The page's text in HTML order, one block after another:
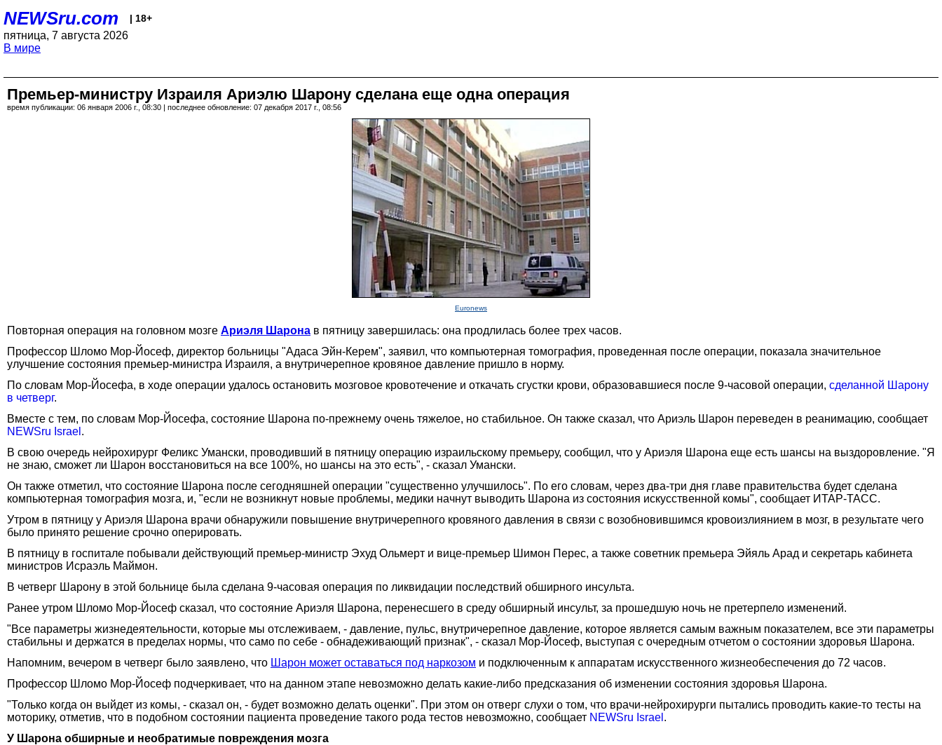
NEWSru.com | 18+
пятница, 7 августа 2026
В мире
Премьер-министру Израиля Ариэлю Шарону сделана еще одна операция
время публикации: 06 января 2006 г., 08:30 | последнее обновление: 07 декабря 2017 г., 08:56
Euronews
Повторная операция на головном мозге Ариэля Шарона в пятницу завершилась: она продлилась более трех часов.
Профессор Шломо Мор-Йосеф, директор больницы "Адаса Эйн-Керем", заявил, что компьютерная томография, проведенная после операции, показала значительное
улучшение состояния премьер-министра Израиля, а внутричерепное кровяное давление пришло в норму.
По словам Мор-Йосефа, в ходе операции удалось остановить мозговое кровотечение и откачать сгустки крови, образовавшиеся после 9-часовой операции, сделанной Шарону
в четверг.
Вместе с тем, по словам Мор-Йосефа, состояние Шарона по-прежнему очень тяжелое, но стабильное. Он также сказал, что Ариэль Шарон переведен в реанимацию, сообщает
NEWSru Israel .
В свою очередь нейрохирург Феликс Умански, проводивший в пятницу операцию израильскому премьеру, сообщил, что у Ариэля Шарона еще есть шансы на выздоровление. "Я
не знаю, сможет ли Шарон восстановиться на все 100%, но шансы на это есть", - сказал Умански.
Он также отметил, что состояние Шарона после сегодняшней операции "существенно улучшилось". По его словам, через два-три дня главе правительства будет сделана
компьютерная томография мозга, и, "если не возникнут новые проблемы, медики начнут выводить Шарона из состояния искусственной комы", сообщает ИТАР-ТАСС.
Утром в пятницу у Ариэля Шарона врачи обнаружили повышение внутричерепного кровяного давления в связи с возобновившимся кровоизлиянием в мозг, в результате чего
было принято решение срочно оперировать.
В пятницу в госпитале побывали действующий премьер-министр Эхуд Ольмерт и вице-премьер Шимон Перес, а также советник премьера Эйяль Арад и секретарь кабинета
министров Исраэль Маймон.
В четверг Шарону в этой больнице была сделана 9-часовая операция по ликвидации последствий обширного инсульта.
Ранее утром Шломо Мор-Йосеф сказал, что состояние Ариэля Шарона, перенесшего в среду обширный инсульт, за прошедшую ночь не претерпело изменений.
"Все параметры жизнедеятельности, которые мы отслеживаем, - давление, пульс, внутричерепное давление, которое является самым важным показателем, все эти параметры
стабильны и держатся в пределах нормы, что само по себе - обнадеживающий признак", - сказал Мор-Йосеф, выступая с очередным отчетом о состоянии здоровья Шарона.
Напомним, вечером в четверг было заявлено, что Шарон может оставаться под наркозом и подключенным к аппаратам искусственного жизнеобеспечения до 72 часов.
Профессор Шломо Мор-Йосеф подчеркивает, что на данном этапе невозможно делать какие-либо предсказания об изменении состояния здоровья Шарона.
"Только когда он выйдет из комы, - сказал он, - будет возможно делать оценки". При этом он отверг слухи о том, что врачи-нейрохирурги пытались проводить какие-то тесты на
моторику, отметив, что в подобном состоянии пациента проведение такого рода тестов невозможно, сообщает NEWSru Israel .
У Шарона обширные и необратимые повреждения мозга